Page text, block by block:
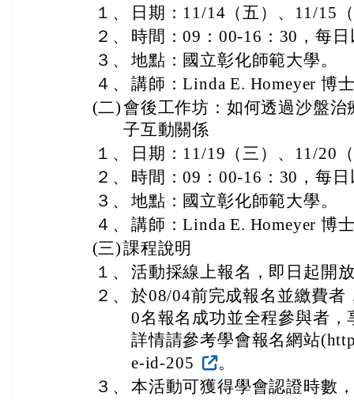
１、
日期：11/14（五）、11/15
２、
時間：09：00-16：30，每
３、 地點：國立彰化師範大學。
４、 講師：Linda E. Homeyer 博
(二)會後工作坊：如何透過沙盤
子互動關係
１、
日期：11/19（三）、11/20
２、
時間：09：00-16：30，每
３、 地點：國立彰化師範大學。
４、 講師：Linda E. Homeyer 博
(三)課程說明
１、 活動採線上報名，即日起開
２、 於08/04前完成報名並繳費
0名報名成功並全程參與者
詳情請參考學會報名網站
e-id-205
。
３、 本活動可獲得學會認證時數